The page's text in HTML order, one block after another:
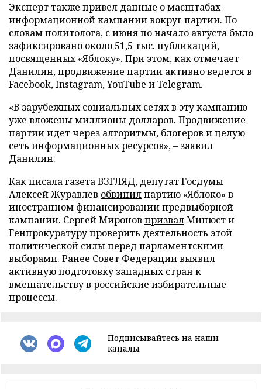
Эксперт также привел данные о масштабах
информационной кампании вокруг партии. По
словам политолога, с июня по начало августа было
зафиксировано около 51,5 тыс. публикаций,
посвященных «Яблоку». При этом, как отмечает
Данилин, продвижение партии активно ведется в
Facebook, Instagram, YouTube и Telegram.
«В зарубежных социальных сетях в эту кампанию
уже вложены миллионы долларов. Продвижение
партии идет через алгоритмы, блогеров и целую
сеть информационных ресурсов», – заявил
Данилин.
Как писала газета ВЗГЛЯД, депутат Госдумы
Алексей Журавлев обвинилпартию «Яблоко» в
иностранном финансировании предвыборной
кампании. Сергей Миронов призвалМинюст и
Генпрокуратуру проверить деятельность этой
политической силы перед парламентскими
выборами. Ранее Совет Федерациивыявил
активную подготовку западных стран к
вмешательству в российские избирательные
процессы.
Подписывайтесь на наши
каналы